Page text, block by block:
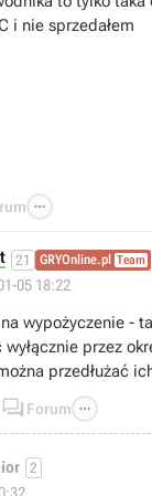
i nie sprzedałem

21 GRYOnline.pl Team
05 18:22
wypożyczenie -
wyłącznie przez
przedłużać
 Forum 
2